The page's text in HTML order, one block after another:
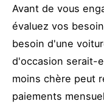
Avant de vous
évaluez vos
besoin d'une
d'occasion serait-
moins chère peut
paiements